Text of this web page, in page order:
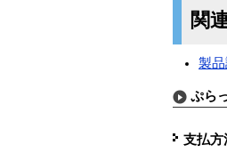
関
製
ぷら
支払方